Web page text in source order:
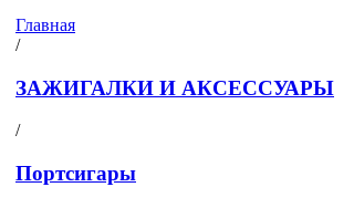
Главная
/
ЗАЖИГАЛКИ И АКСЕССУАРЫ
/
Портсигары